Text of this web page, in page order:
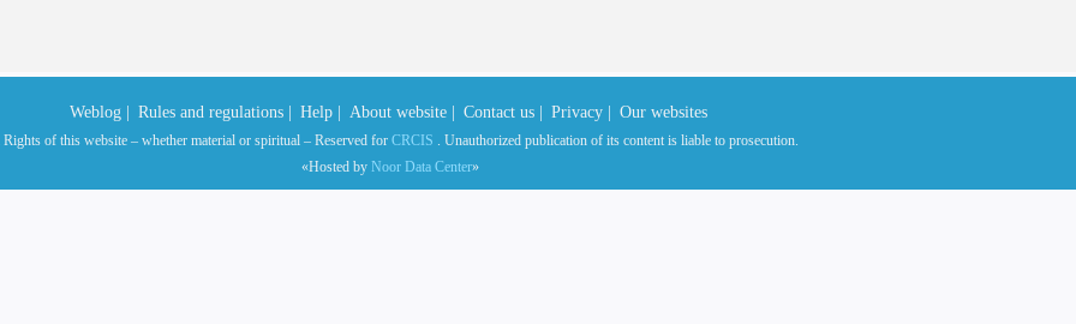
Weblog | Rules and regulations | Help | About website | Contact us | Privacy | Our websites
of this website – whether material or spiritual – Reserved for CRCIS . Unauthorized publication of its content is liable to prosecution.
«Hosted by Noor Data Center»